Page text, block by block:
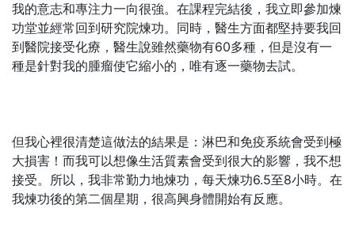
我的意志和專注力一向很強。在課程完結後，我立即參加煉
功堂並經常回到研究院煉功。同時，醫生方面都堅持要我回
到醫院接受化療，醫生說雖然藥物有60多種，但是沒有一
種是針對我的腫瘤使它縮小的，唯有逐一藥物去試。
但我心裡很清楚這做法的結果是：淋巴和免疫系統會受到極
大損害！而我可以想像生活質素會受到很大的影響，我不想
接受。所以，我非常勤力地煉功，每天煉功6.5至8小時。在
我煉功後的第二個星期，很高興身體開始有反應。